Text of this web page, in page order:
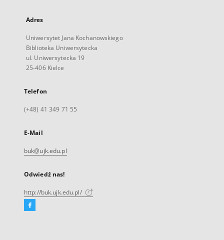
Adres
Uniwersytet Jana Kochanowskiego
Biblioteka Uniwersytecka
ul. Uniwersytecka 19
25-406 Kielce
Telefon
(+48) 41 349 71 55
E-Mail
buk@ujk.edu.pl
Odwiedź nas!
http://buk.ujk.edu.pl/
Facebook